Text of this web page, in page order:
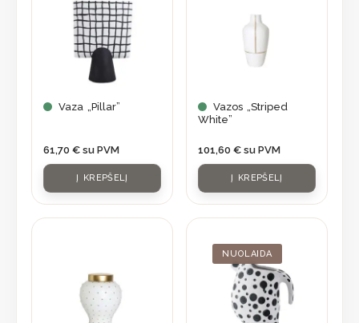
Vaza „Pillar”
61,70 € su PVM
Į KREPŠELĮ
Vazos „Striped
White”
101,60 € su PVM
Į KREPŠELĮ
NUOLAIDA
was:
56,90 €.
is: